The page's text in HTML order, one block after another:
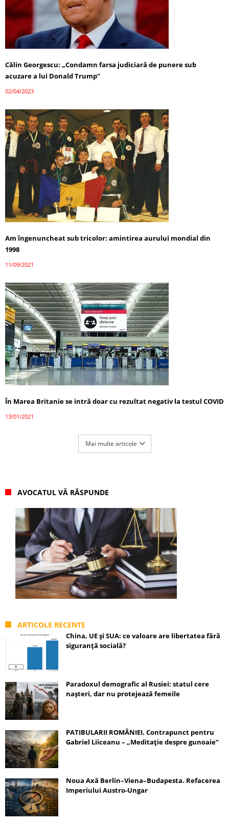
Călin Georgescu: „Condamn farsa judiciară de punere sub
acuzare a lui Donald Trump”
02/04/2023
Am îngenuncheat sub tricolor: amintirea aurului mondial din
1998
11/09/2021
În Marea Britanie se intră doar cu rezultat negativ la testul COVID
13/01/2021
Mai multe articole
AVOCATUL VĂ RĂSPUNDE
ARTICOLE RECENTE
China, UE și SUA: ce valoare are libertatea fără
siguranță socială?
Paradoxul demografic al Rusiei: statul cere
nașteri, dar nu protejează femeile
PATIBULARII ROMÂNIEI. Contrapunct pentru
Gabriel Liiceanu – „Meditație despre gunoaie”
Noua Axă Berlin–Viena–Budapesta. Refacerea
Imperiului Austro-Ungar